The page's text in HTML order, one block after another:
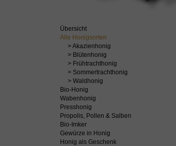
Übersicht
Alle Honigsorten
> Akazienhonig
> Blütenhonig
> Frühtrachthonig
> Sommertrachthonig
> Waldhonig
Bio-Honig
Wabenhonig
Presshonig
Propolis, Pollen & Salben
Bio-Imker
Gewürze in Honig
Honig als Geschenk